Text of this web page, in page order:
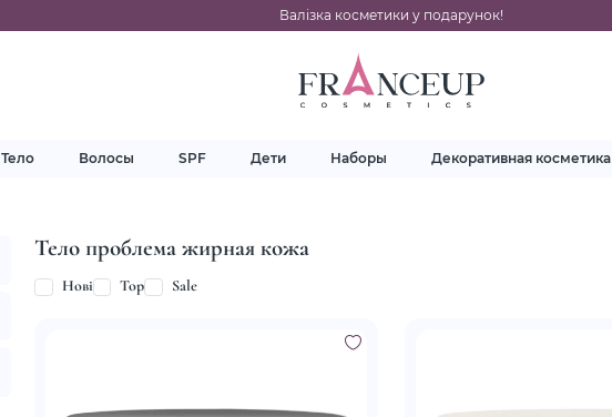
Валізка косметики у подарунок!
Тело Волосы SPF Дети Наборы Декоративная косметика
Тело проблема жирная кожа
Нові Top Sale